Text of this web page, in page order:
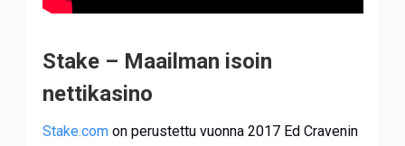
Stake – Maailman isoin
nettikasino
Stake.comon perustettu vuonna 2017 Ed Cravenin